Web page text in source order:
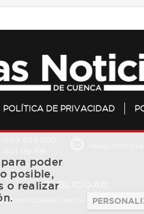
POLÍTICA DE PRIVACIDAD
PUBLICIDAD:
684
poder
posible,
o realizar